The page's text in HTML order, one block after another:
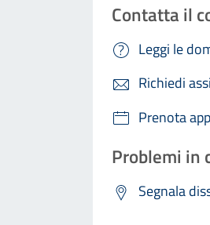
Contatta il
Leggi le
Richiedi
Prenota
Problemi in
Segnala